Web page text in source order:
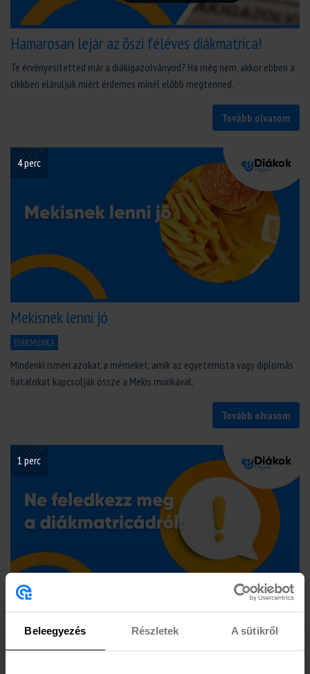
Beleegyezés Részletek A sütikről
Hamarosan lejár az őszi féléves diákmatrica!
Te érvényesítetted már a diákigazolványod? Ha még nem, akkor ebben a
cikkben eláruljuk miért érdemes minél előbb megtenned.
Tovább olvasom
4 perc
Mekisnek lenni jó
DIÁKMUNKA
Mindenki ismeri azokat a mémeket, amik az egyetemista vagy diplomás
fiatalokat kapcsolják össze a Mekis munkával.
Tovább olvasom
1 perc
Ne feledkezz meg a diákmatricádról!
DIÁKMUNKA